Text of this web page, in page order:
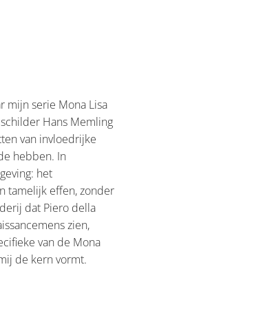
mijn serie Mona Lisa
Hans Memling
van invloedrijke
hebben. In
het
tamelijk effen, zonder
dat Piero della
zien,
van de Mona
de kern vormt.